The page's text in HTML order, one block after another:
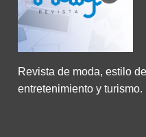
Revista de moda, estilo
entretenimiento y turismo.